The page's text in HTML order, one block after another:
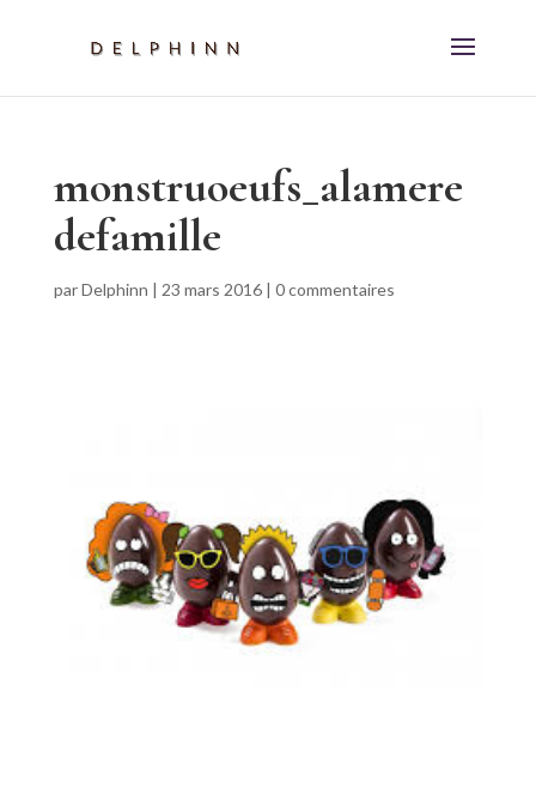
monstruoeufs_alamere
defamille
parDelphinn | 23 mars 2016| 0 commentaires